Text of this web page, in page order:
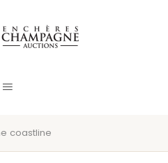
coastline